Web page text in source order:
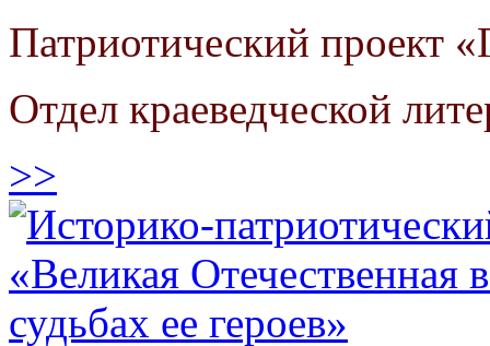
Патриотический проект
Отдел краеведческой
>>